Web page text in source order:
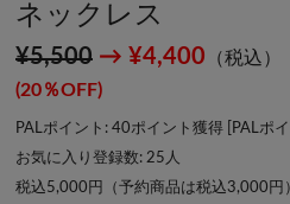
ネックレス
¥5,500 → ¥4,400 （税込）
(20％OFF)
PALポイント: 40ポイント獲得 [ PALポ
お気に入り登録数: 25 人
税込5,000円（予約商品は税込3,000円